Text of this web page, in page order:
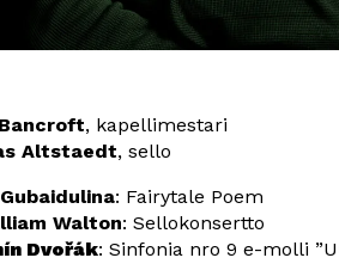
, kapellimestari
Altstaedt, sello
: Fairytale Poem
Walton: Sellokonsertto
Dvořák: Sinfonia nro 9 e-molli